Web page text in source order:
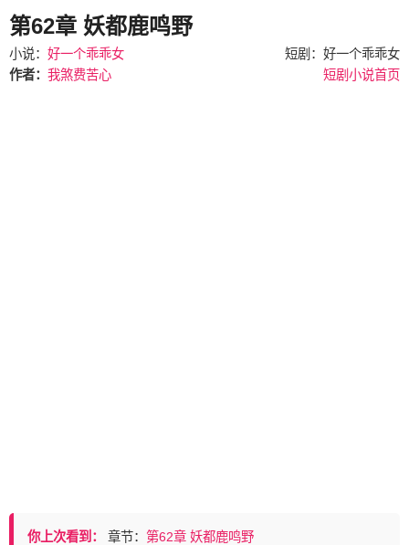
第62章 妖都鹿鸣野
小说： 好一个乖乖女
短剧：好一个乖乖女
作者： 我煞费苦心 短剧小说首页
你上次看到： 章节： 第62章 妖都鹿鸣野